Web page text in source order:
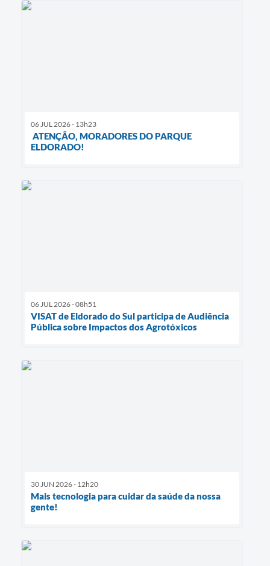
06 JUL 2026 - 13h23
ATENÇÃO, MORADORES DO PARQUE
ELDORADO!
06 JUL 2026 - 08h51
VISAT de Eldorado do Sul participa de Audiência
Pública sobre Impactos dos Agrotóxicos
30 JUN 2026 - 12h20
Mais tecnologia para cuidar da saúde da nossa
gente!